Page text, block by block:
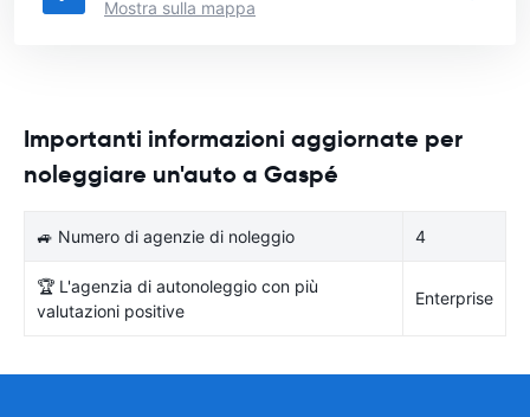
Mostra sulla mappa
Importanti informazioni aggiornate per
noleggiare un'auto a Gaspé
🚙 Numero di agenzie di noleggio 4
🏆 L'agenzia di autonoleggio con più
valutazioni positive
Enterprise